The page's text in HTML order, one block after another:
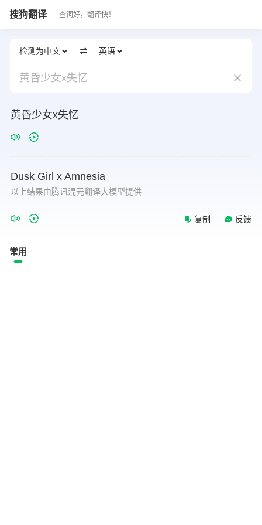
搜狗翻译 查词好，翻译快！
检测为中文 英语
黄昏少女x失忆
黄昏少女x失忆
Dusk Girl x Amnesia
以上结果由腾讯混元翻译大模型提供
复制 反馈
常用